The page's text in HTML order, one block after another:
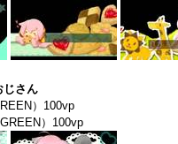
さん
）100vp
）100vp